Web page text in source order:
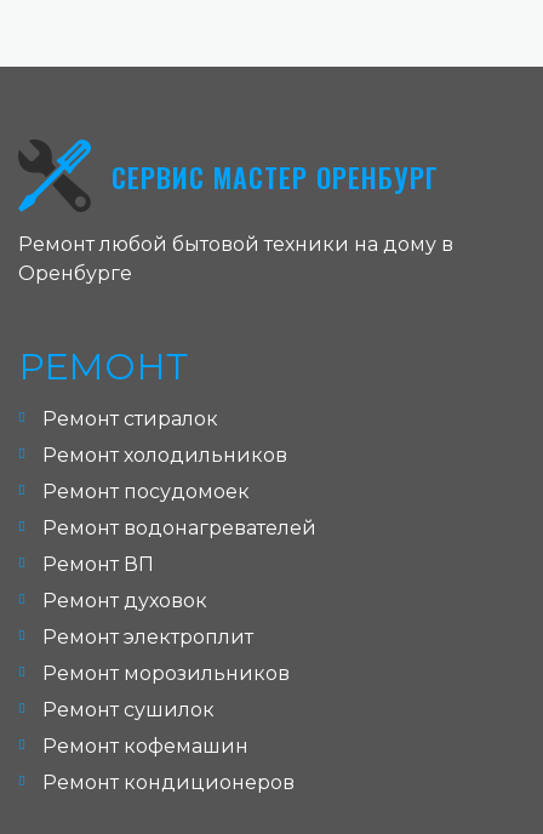
СЕРВИС МАСТЕР ОРЕНБУРГ
Ремонт любой бытовой техники на дому в
Оренбурге
РЕМОНТ
Ремонт стиралок
Ремонт холодильников
Ремонт посудомоек
Ремонт водонагревателей
Ремонт ВП
Ремонт духовок
Ремонт электроплит
Ремонт морозильников
Ремонт сушилок
Ремонт кофемашин
Ремонт кондиционеров